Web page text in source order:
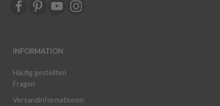
INFORMATION
Häufig gestellten
Fragen
Versandinformationen